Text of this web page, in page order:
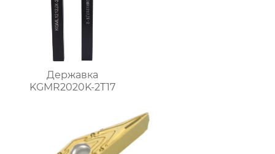
Державка
KGMR2020K-2T17